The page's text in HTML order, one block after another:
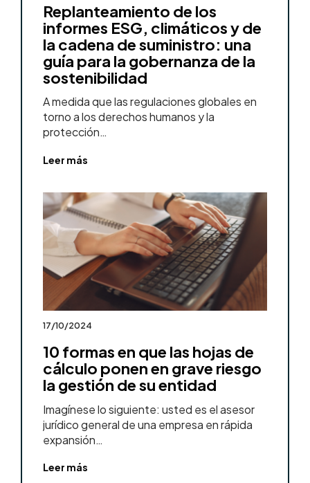
Replanteamiento de los
informes ESG, climáticos y de
la cadena de suministro: una
guía para la gobernanza de la
sostenibilidad
A medida que las regulaciones globales en
torno a los derechos humanos y la
protección…
Leer más
17/10/2024
10 formas en que las hojas de
cálculo ponen en grave riesgo
la gestión de su entidad
Imagínese lo siguiente: usted es el asesor
jurídico general de una empresa en rápida
expansión…
Leer más